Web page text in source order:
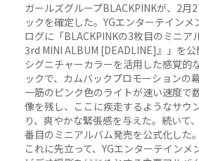
ガールズグループBLACKPINKが、2月
ックを確定した。YGエンターテイン
ログに「BLACKPINKの3枚目のミニア
3rd MINI ALBUM [DEADLINE]』」を公
シグニチャーカラーを活用した感覚的
ックで、カムバックプロモーションの
一筋のピンク色のライトが速い速度で
像を残し、ここに疾走するようなサウ
り、爽やかな緊張感を与えた。続いて
番目のミニアルバム発売を公式化した。
これに先立って、YGエンターテインメ